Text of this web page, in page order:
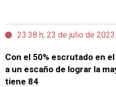
23:38 h, 23 de julio de 2023
Con el 50% escrutado en
a un escaño de lograr la
tiene 84